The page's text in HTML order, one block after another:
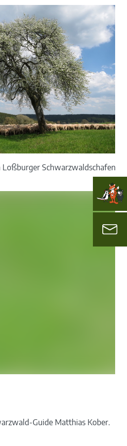
Schwarzwaldschafen
Guide Matthias Kober.